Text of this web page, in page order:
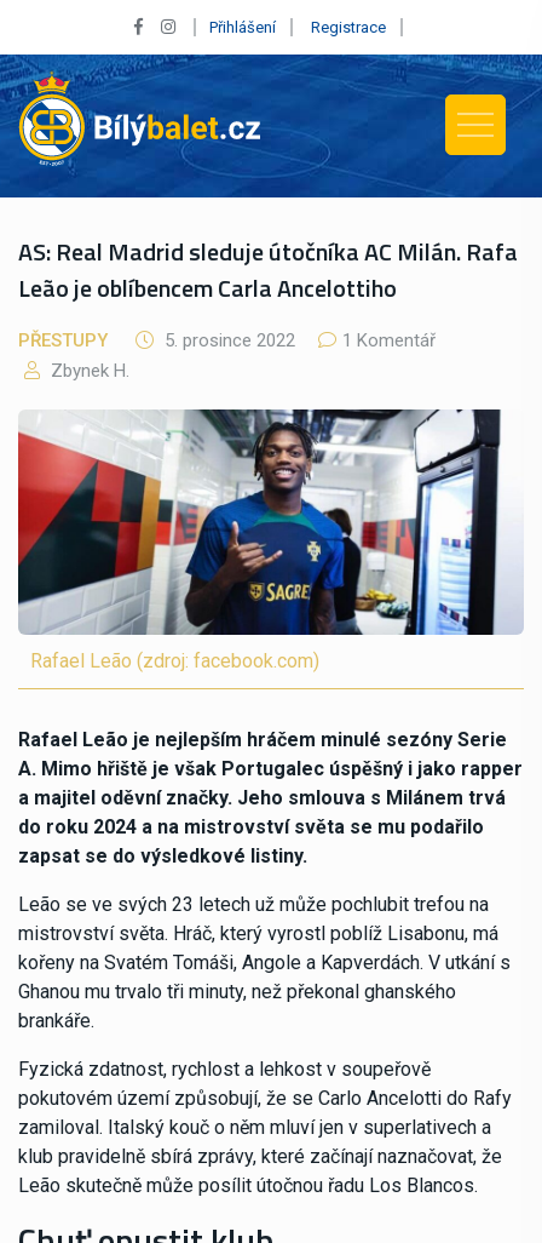
Přihlášení Registrace
AS: Real Madrid sleduje útočníka AC Milán. Rafa
Leão je oblíbencem Carla Ancelottiho
PŘESTUPY 5. prosince 2022
1 Komentář
Zbynek H.
Rafael Leão (zdroj: facebook.com)
Rafael Leão je nejlepším hráčem minulé sezóny Serie
A. Mimo hřiště je však Portugalec úspěšný i jako rapper
a majitel oděvní značky. Jeho smlouva s Milánem trvá
do roku 2024 a na mistrovství světa se mu podařilo
zapsat se do výsledkové listiny.
Leão se ve svých 23 letech už může pochlubit trefou na
mistrovství světa. Hráč, který vyrostl poblíž Lisabonu, má
kořeny na Svatém Tomáši, Angole a Kapverdách. V utkání s
Ghanou mu trvalo tři minuty, než překonal ghanského
brankáře.
Fyzická zdatnost, rychlost a lehkost v soupeřově
pokutovém území způsobují, že se Carlo Ancelotti do Rafy
zamiloval. Italský kouč o něm mluví jen v superlativech a
klub pravidelně sbírá zprávy, které začínají naznačovat, že
Leão skutečně může posílit útočnou řadu Los Blancos.